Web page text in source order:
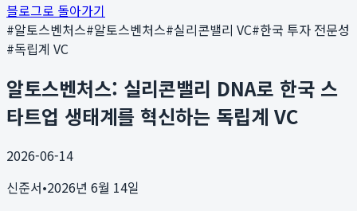
블로그로 돌아가기
#알토스벤처스#알토스벤처스#실리콘밸리 VC#한국 투자 전문성
#독립계 VC
알토스벤처스: 실리콘밸리 DNA로 한국 스
타트업 생태계를 혁신하는 독립계 VC
2026-06-14
신준서•2026년 6월 14일